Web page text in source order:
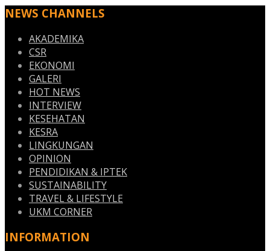
NEWS CHANNELS
AKADEMIKA
CSR
EKONOMI
GALERI
HOT NEWS
INTERVIEW
KESEHATAN
KESRA
LINGKUNGAN
OPINION
PENDIDIKAN & IPTEK
SUSTAINABILITY
TRAVEL & LIFESTYLE
UKM CORNER
INFORMATION